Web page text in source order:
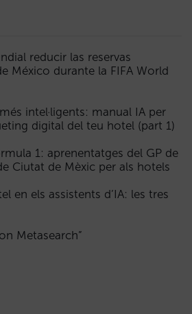
reducir las reservas
México durante la FIFA World
intel·ligents: manual IA per
digital del teu hotel (part 1)
1: aprenentatges del GP de
Ciutat de Mèxic per als hotels
en els assistents d’IA: les tres
Metasearch”